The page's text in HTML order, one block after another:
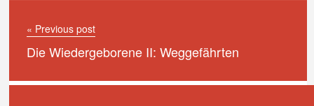
« Previous post
Die Wiedergeborene II: Weggefährten